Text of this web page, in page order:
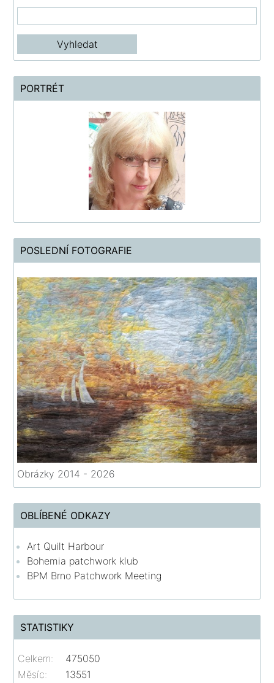
PORTRÉT
POSLEDNÍ FOTOGRAFIE
Obrázky 2014 - 2026
OBLÍBENÉ ODKAZY
Art Quilt Harbour
Bohemia patchwork klub
BPM Brno Patchwork Meeting
STATISTIKY
Celkem:
475050
Měsíc:
13551